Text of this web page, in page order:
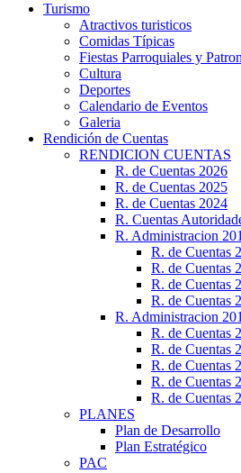
Turismo
Atractivos turisticos
Comidas Típicas
Fiestas Parroquiales y
Cultura
Deportes
Calendario de Eventos
Galeria
Rendición de Cuentas
RENDICION CUENTAS
R. de Cuentas 2026
R. de Cuentas 2025
R. de Cuentas 2024
R. Cuentas
R. Administracion
R. de Cuentas
R. de Cuentas
R. de Cuentas
R. de Cuentas
R. Administracion
R. de Cuentas
R. de Cuentas
R. de Cuentas
R. de Cuentas
R. de Cuentas
PLANES
Plan de Desarrollo
Plan Estratégico
PAC